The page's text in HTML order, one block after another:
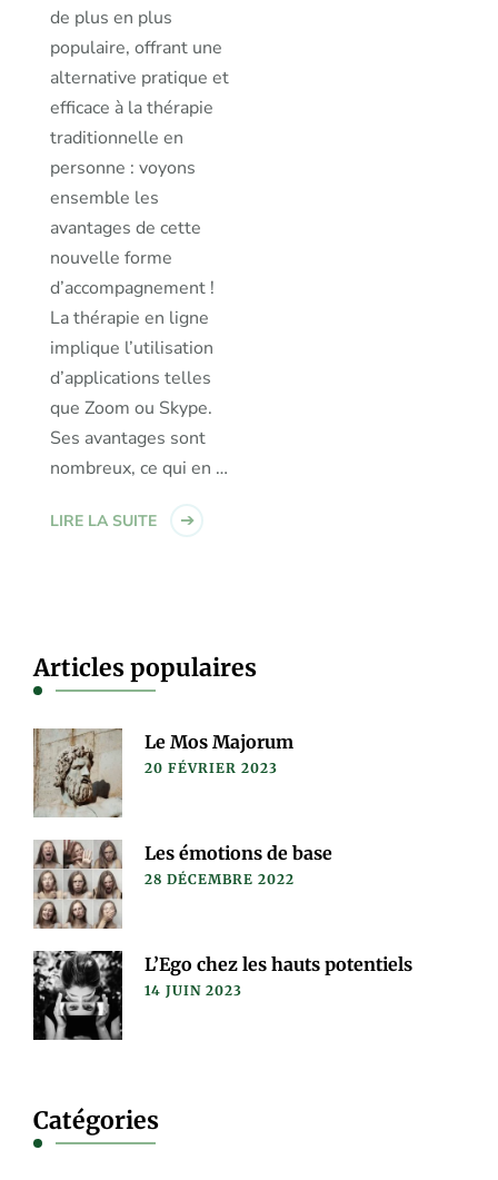
de plus en plus
populaire, offrant une
alternative pratique et
efficace à la thérapie
traditionnelle en
personne : voyons
ensemble les
avantages de cette
nouvelle forme
d’accompagnement !
La thérapie en ligne
implique l’utilisation
d’applications telles
que Zoom ou Skype.
Ses avantages sont
nombreux, ce qui en …
LIRE LA SUITE
Articles populaires
Le Mos Majorum
20 FÉVRIER 2023
Les émotions de base
28 DÉCEMBRE 2022
L’Ego chez les hauts potentiels
14 JUIN 2023
Catégories